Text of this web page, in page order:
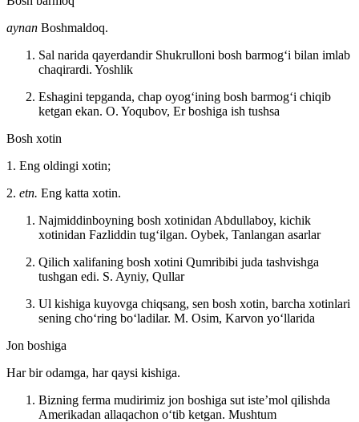
aynan Boshmaldoq.
Sal narida qayerdandir Shukrulloni bosh barmogʻi bilan imlab
chaqirardi. Yoshlik
Eshagini tepganda, chap oyogʻining bosh barmogʻi chiqib
ketgan ekan. O. Yoqubov, Er boshiga ish tushsa
Bosh xotin
1. Eng oldingi xotin;
2. etn. Eng katta xotin.
Najmiddinboyning bosh xotinidan Abdullaboy, kichik
xotinidan Fazliddin tugʻilgan. Oybek, Tanlangan asarlar
Qilich xalifaning bosh xotini Qumribibi juda tashvishga
tushgan edi. S. Ayniy, Qullar
Ul kishiga kuyovga chiqsang, sen bosh xotin, barcha xotinlari
sening choʻring boʻladilar. M. Osim, Karvon yoʻllarida
Jon boshiga
Har bir odamga, har qaysi kishiga.
Bizning ferma mudirimiz jon boshiga sut isteʼmol qilishda
Amerikadan allaqachon oʻtib ketgan. Mushtum